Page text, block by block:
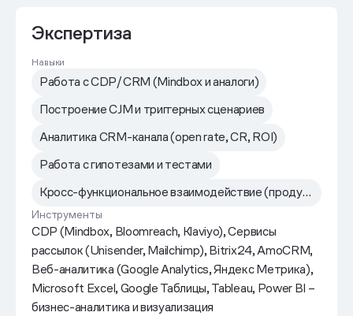
Экспертиза
Навыки
Работа с CDP/CRM (Mindbox и аналоги)
Построение CJM и триггерных сценариев
Аналитика CRM-канала (open rate, CR, ROI)
Работа с гипотезами и тестами
Кросс-функциональное взаимодействие (продукт, маркетинг, аналитика)
Инструменты
CDP (Mindbox, Bloomreach, Klaviyo), Сервисы
рассылок (Unisender, Mailchimp), Bitrix24, AmoCRM,
Веб-аналитика (Google Analytics, Яндекс Метрика),
Microsoft Excel, Google Таблицы, Tableau, Power BI –
бизнес-аналитика и визуализация